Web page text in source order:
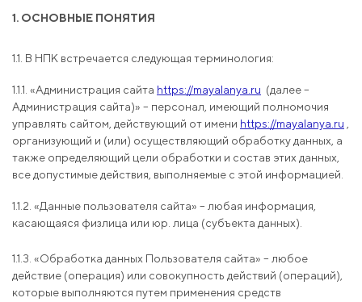
1. ОСНОВНЫЕ ПОНЯТИЯ
1.1. В НПК встречается следующая терминология:
1.1.1. «Администрация сайта https://mayalanya.ru (далее –
Администрация сайта)» – персонал, имеющий полномочия
управлять сайтом, действующий от имени https://mayalanya.ru
организующий и (или) осуществляющий обработку данных, а
также определяющий цели обработки и состав этих данных,
все допустимые действия, выполняемые с этой информацией.
1.1.2. «Данные пользователя сайта» – любая информация,
касающаяся физлица или юр. лица (субъекта данных).
1.1.3. «Обработка данных Пользователя сайта» – любое
действие (операция) или совокупность действий (операций),
которые выполняются путем применения средств